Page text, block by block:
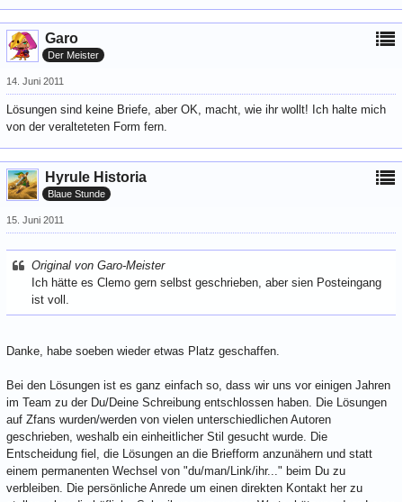
Garo
Der Meister
14. Juni 2011
Lösungen sind keine Briefe, aber OK, macht, wie ihr wollt! Ich halte mich
von der veralteteten Form fern.
Hyrule Historia
Blaue Stunde
15. Juni 2011
Original von Garo-Meister
Ich hätte es Clemo gern selbst geschrieben, aber sien Posteingang
ist voll.
Danke, habe soeben wieder etwas Platz geschaffen.
Bei den Lösungen ist es ganz einfach so, dass wir uns vor einigen Jahren
im Team zu der Du/Deine Schreibung entschlossen haben. Die Lösungen
auf Zfans wurden/werden von vielen unterschiedlichen Autoren
geschrieben, weshalb ein einheitlicher Stil gesucht wurde. Die
Entscheidung fiel, die Lösungen an die Briefform anzunähern und statt
einem permanenten Wechsel von "du/man/Link/ihr..." beim Du zu
verbleiben. Die persönliche Anrede um einen direkten Kontakt her zu